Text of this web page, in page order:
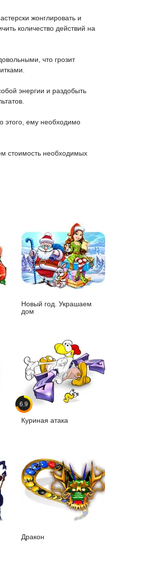
жонглировать и
количество действий на
что грозит
энергии и раздобыть
этого, ему необходимо
стоимость необходимых
Новый год. Украшаем
дом
6.9
Куриная атака
Дракон